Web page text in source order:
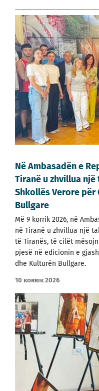
Në Ambasadën e
Tiranë u zhvillua
Shkollës Verore për
Bullgare
Më 9 korrik 2026, në
në Tiranë u zhvillua një
të Tiranës, të cilët
pjesë në edicionin e
dhe Kulturën Bullgare.
10 korrik 2026